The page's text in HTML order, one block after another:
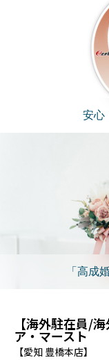
安心
「高成
【海外駐在員/
ア・マースト
【愛知 豊橋本店】